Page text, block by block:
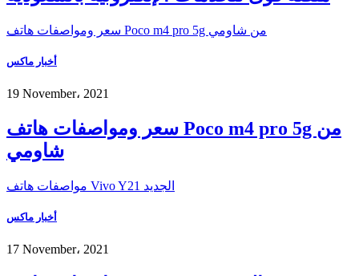
سعر ومواصفات هاتف Poco m4 pro 5g من شاومي
أخبار ماكس
19 November، 2021
سعر ومواصفات هاتف Poco m4 pro 5g من
شاومي
مواصفات هاتف Vivo Y21 الجديد
أخبار ماكس
17 November، 2021